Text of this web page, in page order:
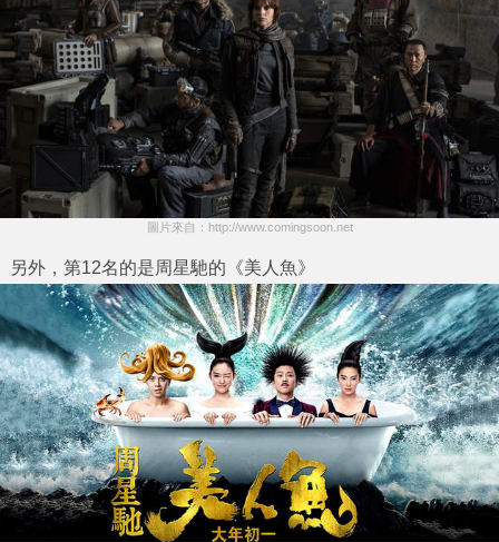
圖片來自：http://www.comingsoon.net
另外， 第12名的是周星馳的《美人魚》